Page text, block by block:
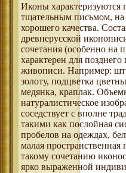
Иконы характеризуются
тщательным письмом, на
хорошего качества.
древнерусской
сочетания (особенно на
характерен для
живописи. Например:
золоту, подцветка
медянка, краплак.
натуралистическое
соседствует с вполне
такими как послойная
пробелов на одеждах,
малая пространственная
такому сочетанию
ярко выраженной